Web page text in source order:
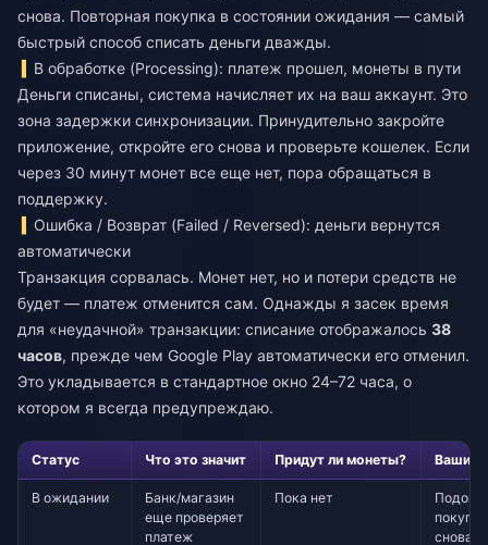
снова. Повторная покупка в состоянии ожидания — самый
быстрый способ списать деньги дважды.
В обработке (Processing): платеж прошел, монеты в пути
Деньги списаны, система начисляет их на ваш аккаунт. Это
зона задержки синхронизации. Принудительно закройте
приложение, откройте его снова и проверьте кошелек. Если
через 30 минут монет все еще нет, пора обращаться в
поддержку.
Ошибка / Возврат (Failed / Reversed): деньги вернутся
автоматически
Транзакция сорвалась. Монет нет, но и потери средств не
будет — платеж отменится сам. Однажды я засек время
для «неудачной» транзакции: списание отображалось 38
часов, прежде чем Google Play автоматически его отменил.
Это укладывается в стандартное окно 24–72 часа, о
котором я всегда предупреждаю.
Статус Что это значит Придут ли монеты? Ваши
В ожидании
Банк/магазин
еще проверяет
платеж
Пока нет
снова